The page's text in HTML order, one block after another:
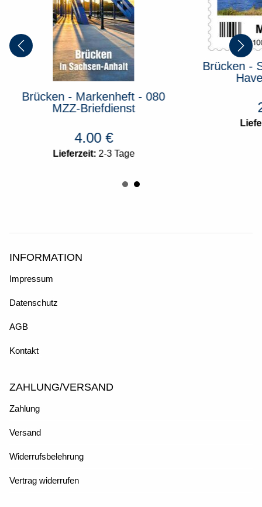
Brücken - Markenheft - 080
MZZ-Briefdienst
4.00 €
Lieferzeit: 2-3 Tage
Brücken -
INFORMATION
Impressum
Datenschutz
AGB
Kontakt
ZAHLUNG/VERSAND
Zahlung
Versand
Widerrufsbelehrung
Vertrag widerrufen